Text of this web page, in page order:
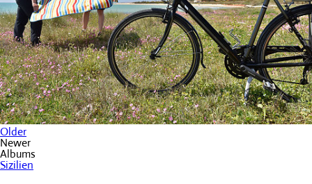
Older
Newer
Albums
Sizilien